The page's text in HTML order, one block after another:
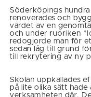
Söderköpings
renoverades och
värdet av en
och under rubriken
redogjorde man för
sedan låg till grund
till rekrytering av ny
Skolan uppkallades
på lite olika sätt
verksamheten där.